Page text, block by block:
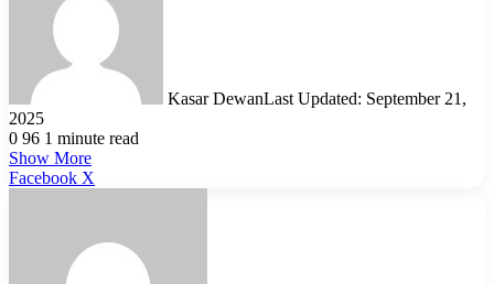
Kasar DewanLast Updated: September 21,
2025
0 96 1 minute read
Show More
Facebook X